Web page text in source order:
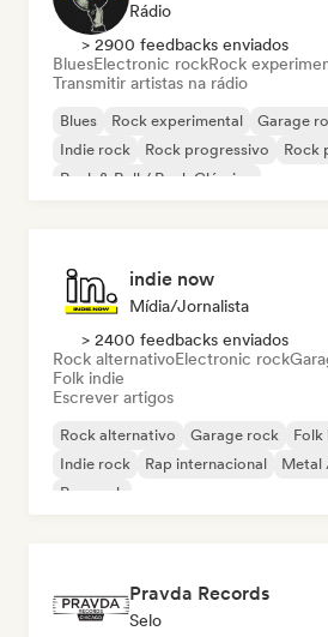
Rádio
> 2900 feedbacks enviados
BluesElectronic rockRock
Transmitir artistas na rádio
Blues Rock experimental Garage
Indie rock
Rock progressivo
Rock
Rock & Roll / Rock Clássico
indie now
Mídia/Jornalista
> 2400 feedbacks enviados
Rock alternativoElectronic rock
Folk indie
Escrever artigos
Rock alternativo Garage rock Folk
Indie rock
Rap internacional
Metal
Pop rock
Pravda Records
Selo